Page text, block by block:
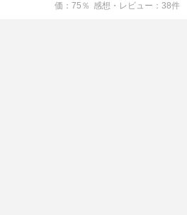
価
75 ％ 感想・レビュー 38件